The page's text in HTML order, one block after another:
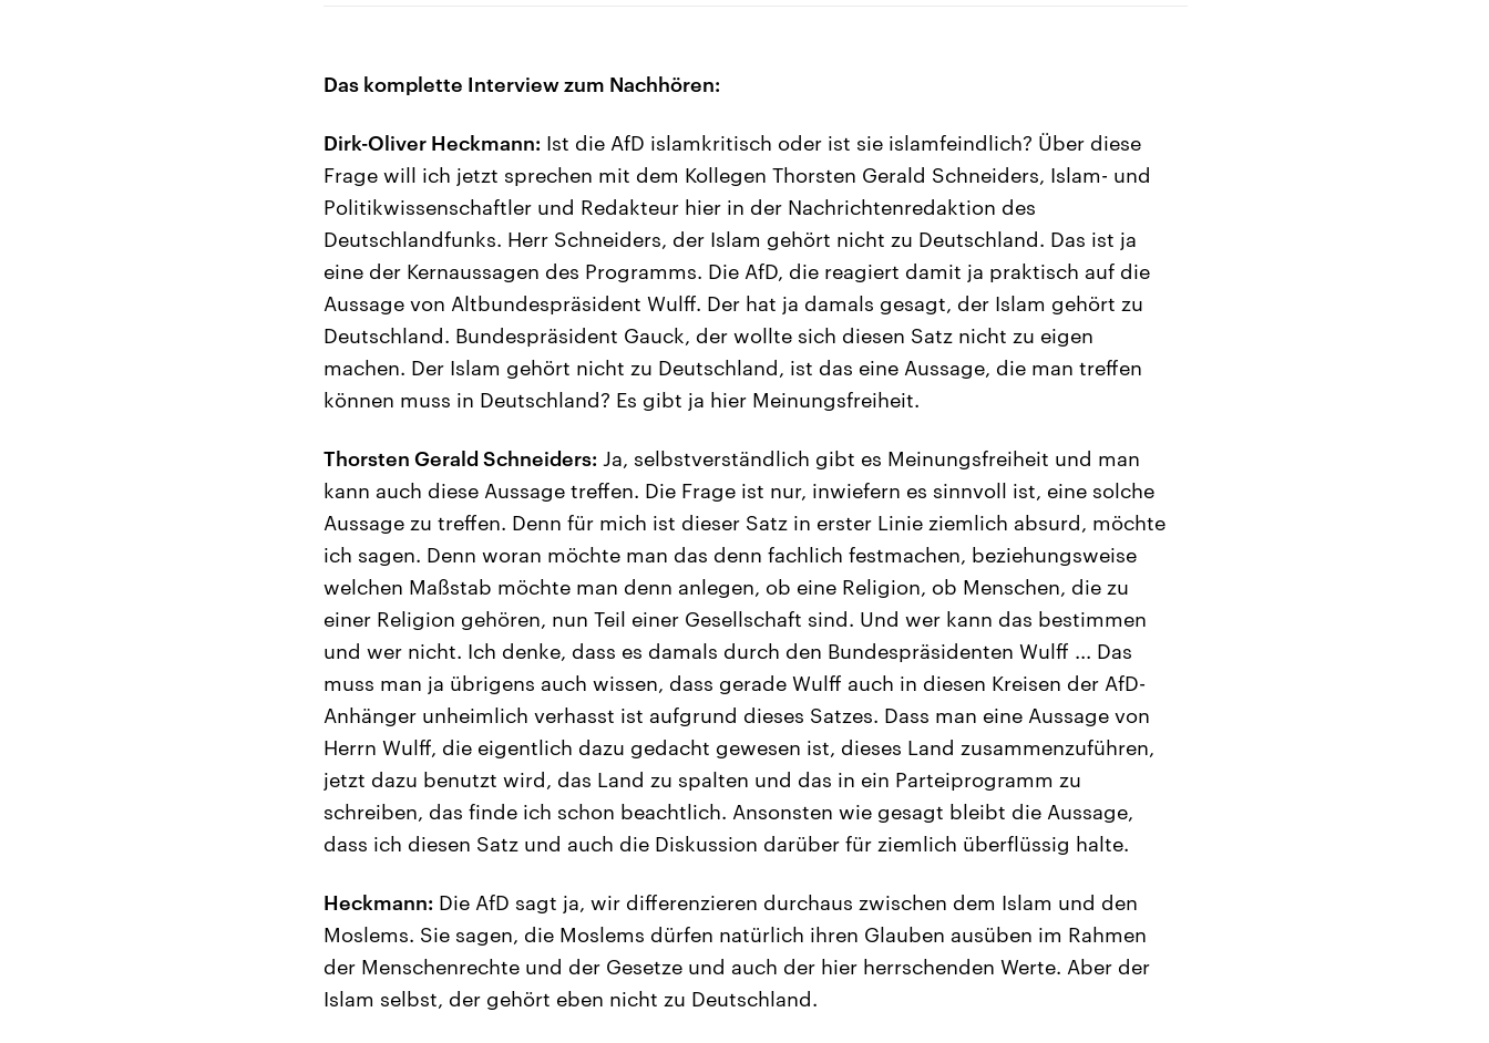
Das komplette Interview zum Nachhören:
Dirk-Oliver Heckmann: Ist die AfD islamkritisch oder ist sie islamfeindlich? Über diese
Frage will ich jetzt sprechen mit dem Kollegen Thorsten Gerald Schneiders, Islam- und
Politikwissenschaftler und Redakteur hier in der Nachrichtenredaktion des
Deutschlandfunks. Herr Schneiders, der Islam gehört nicht zu Deutschland. Das ist ja
eine der Kernaussagen des Programms. Die AfD, die reagiert damit ja praktisch auf die
Aussage von Altbundespräsident Wulff. Der hat ja damals gesagt, der Islam gehört zu
Deutschland. Bundespräsident Gauck, der wollte sich diesen Satz nicht zu eigen
machen. Der Islam gehört nicht zu Deutschland, ist das eine Aussage, die man treffen
können muss in Deutschland? Es gibt ja hier Meinungsfreiheit.
Thorsten Gerald Schneiders: Ja, selbstverständlich gibt es Meinungsfreiheit und man
kann auch diese Aussage treffen. Die Frage ist nur, inwiefern es sinnvoll ist, eine solche
Aussage zu treffen. Denn für mich ist dieser Satz in erster Linie ziemlich absurd, möchte
ich sagen. Denn woran möchte man das denn fachlich festmachen, beziehungsweise
welchen Maßstab möchte man denn anlegen, ob eine Religion, ob Menschen, die zu
einer Religion gehören, nun Teil einer Gesellschaft sind. Und wer kann das bestimmen
und wer nicht. Ich denke, dass es damals durch den Bundespräsidenten Wulff ... Das
muss man ja übrigens auch wissen, dass gerade Wulff auch in diesen Kreisen der AfD-
Anhänger unheimlich verhasst ist aufgrund dieses Satzes. Dass man eine Aussage von
Herrn Wulff, die eigentlich dazu gedacht gewesen ist, dieses Land zusammenzuführen,
jetzt dazu benutzt wird, das Land zu spalten und das in ein Parteiprogramm zu
schreiben, das finde ich schon beachtlich. Ansonsten wie gesagt bleibt die Aussage,
dass ich diesen Satz und auch die Diskussion darüber für ziemlich überflüssig halte.
Heckmann: Die AfD sagt ja, wir differenzieren durchaus zwischen dem Islam und den
Moslems. Sie sagen, die Moslems dürfen natürlich ihren Glauben ausüben im Rahmen
der Menschenrechte und der Gesetze und auch der hier herrschenden Werte. Aber der
Islam selbst, der gehört eben nicht zu Deutschland.